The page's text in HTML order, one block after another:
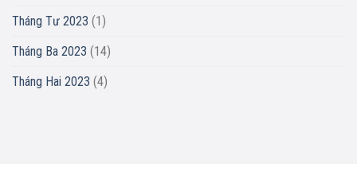
Tháng Tư 2023 (1)
Tháng Ba 2023 (14)
Tháng Hai 2023 (4)